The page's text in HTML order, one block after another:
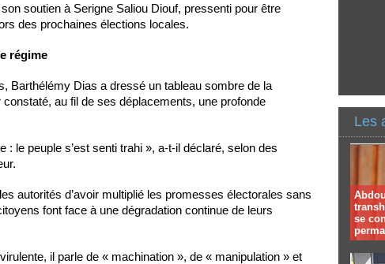
soutien à Serigne Saliou Diouf, pressenti pour être
des prochaines élections locales.
régime
Barthélémy Dias a dressé un tableau sombre de la
au fil de ses déplacements, une profonde
le peuple s’est senti trahi », a-t-il déclaré, selon des
autorités d’avoir multiplié les promesses électorales sans
font face à une dégradation continue de leurs
il parle de « machination », de « manipulation » et
Les
se